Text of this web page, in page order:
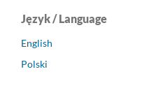
Język / Language
English
Polski